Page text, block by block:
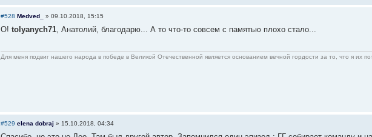
#528 Medved_ » 09.10.2018, 15:15
О! tolyanych71, Анатолий, благодарю... А то что-то совсем с памятью плохо стало...
Для меня подвиг нашего народа в победе в Великой Отечественной является основанием вечной гордости за то, что я их
#529 elena dobraj » 15.10.2018, 04:34